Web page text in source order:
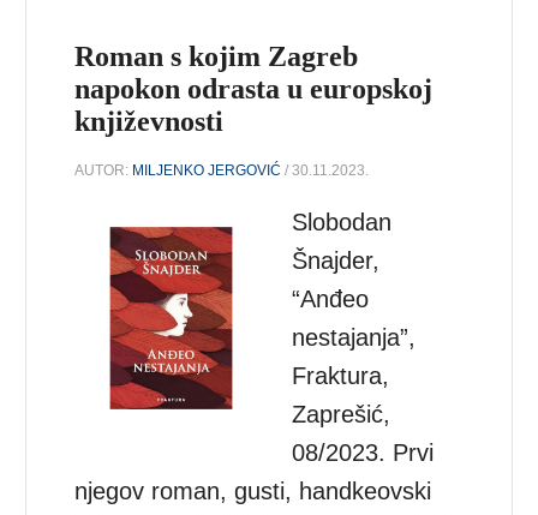
Roman s kojim Zagreb
napokon odrasta u europskoj
književnosti
AUTOR: MILJENKO JERGOVIĆ / 30.11.2023.
Slobodan
Šnajder,
“Anđeo
nestajanja”,
Fraktura,
Zaprešić,
08/2023. Prvi
njegov roman, gusti, handkeovski